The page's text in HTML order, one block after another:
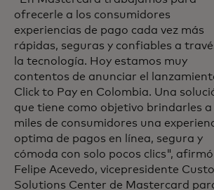
ofrecerle a los consumidores
experiencias de pago cada vez más
rápidas, seguras y confiables a
la tecnología. Hoy estamos muy
contentos de anunciar el
Click to Pay en Colombia. Una
que tiene como objetivo brindarles a
miles de consumidores una
optima de pagos en línea, segura y
cómoda con solo pocos clics", afirmó
Felipe Acevedo, vicepresidente
Solutions Center de Mastercard